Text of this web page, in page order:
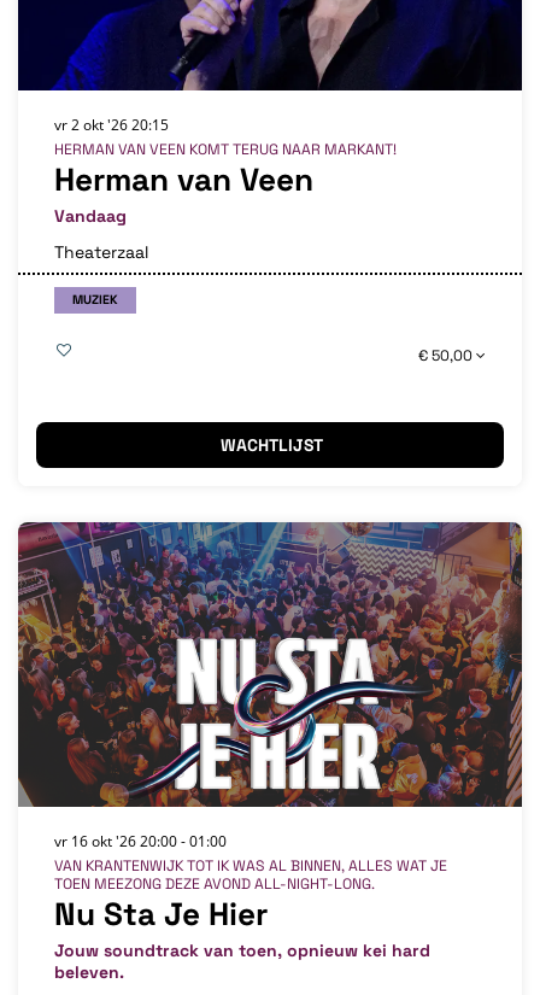
Herman van Veen
Vandaag
HERMAN VAN VEEN KOMT TERUG NAAR MARKANT!
vr 2 okt '2620:15
Theaterzaal
MUZIEK
€ 50,00
WACHTLIJST
Nu Sta Je Hier
Jouw soundtrack van toen, opnieuw kei hard
beleven.
VAN KRANTENWIJK TOT IK WAS AL BINNEN, ALLES WAT JE
TOEN MEEZONG DEZE AVOND ALL-NIGHT-LONG.
vr 16 okt '2620:00 - 01:00